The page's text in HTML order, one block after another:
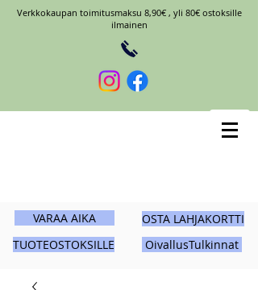
Verkkokaupan toimitusmaksu 8,90€ , yli 80€ ostoksille
ilmainen
VARAA AIKA
TUOTEOSTOKSILLE
OSTA LAHJAKORTTI
OivallusTulkinnat